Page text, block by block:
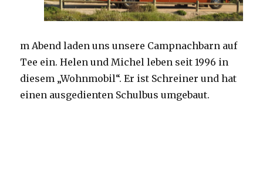
m Abend laden uns unsere Campnachbarn auf
Tee ein. Helen und Michel leben seit 1996 in
diesem „Wohnmobil“. Er ist Schreiner und hat
einen ausgedienten Schulbus umgebaut.